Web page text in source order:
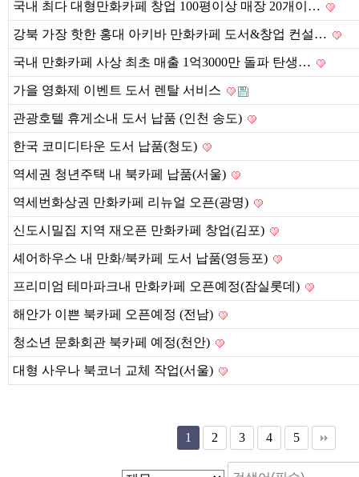
국내 최다 대형만화카페 창업 100평이상 매장 20개이…
강북 가장 핫한 홍대 아키바 만화카페 도서&창업 컨설…
국내 만화카페 사상 최초 매출 1억3000만 돌파 탄생…
가을 영화제 이벤트 도서 렌탈 서비스
관광호텔 휴게소내 도서 납품 (인천 송도)
한국 코미디타운 도서 납품(청도)
역세권 청년주택 내 북카페 납품(서울)
역세번화상권 만화카페 리뉴얼 오픈(광명)
신도시밀집 지역 재오픈 만화카페 창업(김포)
셰어하우스 내 만화/북카페 도서 납품(영등포)
프리미엄 테마파크내 만화카페 오픈예정(잠실롯데)
해안가 이쁜 북카페 오픈예정 (전남)
청소년 문화회관 북카페 예정(천안)
대형 사우나 북코너 교체 작업(서울)
1 2 3 4 5